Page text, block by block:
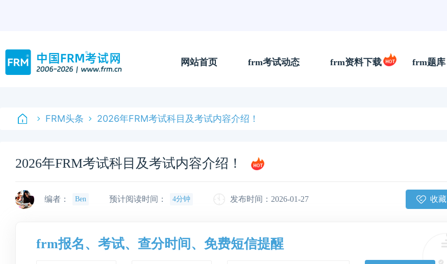
网站首页 frm考试动态 frm资料下载 frm题库
FRM头条 2026年FRM考试科目及考试内容介绍！
2026年FRM考试科目及考试内容介绍！
编者： Ben 预计阅读时间： 4分钟 发布时间：2026-01-27 收藏
frm报名、考试、查分时间、免费短信提醒